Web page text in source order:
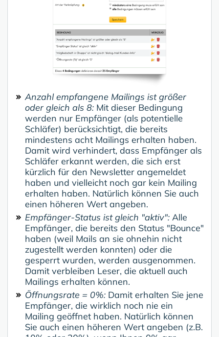
Anzahl empfangene Mailings ist größer
oder gleich als 8: Mit dieser Bedingung
werden nur Empfänger (als potentielle
Schläfer) berücksichtigt, die bereits
mindestens acht Mailings erhalten haben.
Damit wird verhindert, dass Empfänger als
Schläfer erkannt werden, die sich erst
kürzlich für den Newsletter angemeldet
haben und vielleicht noch gar kein Mailing
erhalten haben. Natürlich können Sie auch
einen höheren Wert angeben.
Empfänger-Status ist gleich "aktiv": Alle
Empfänger, die bereits den Status "Bounce"
haben (weil Mails an sie ohnehin nicht
zugestellt werden konnten) oder die
gesperrt wurden, werden ausgenommen.
Damit verbleiben Leser, die aktuell auch
Mailings erhalten können.
Öffnungsrate = 0%: Damit erhalten Sie jene
Empfänger, die wirklich noch nie ein
Mailing geöffnet haben. Natürlich können
Sie auch einen höheren Wert angeben (z.B.